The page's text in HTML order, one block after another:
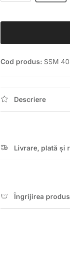
Cod produs: SSM
Descriere
Livrare, plată și
Îngrijirea